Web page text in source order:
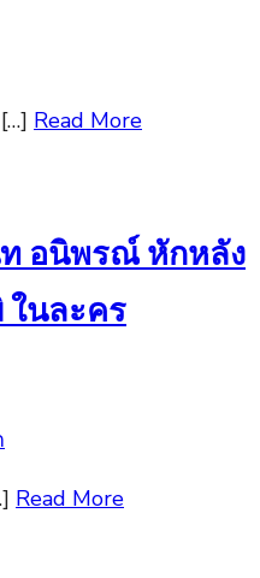
Read More
อนิพรณ์ หักหลัง
ในละคร
Read More